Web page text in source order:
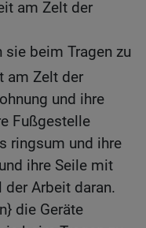
am Zelt der
sie beim Tragen zu
am Zelt der
und ihre
Fußgestelle
ringsum und ihre
ihre Seile mit
der Arbeit daran.
die Geräte